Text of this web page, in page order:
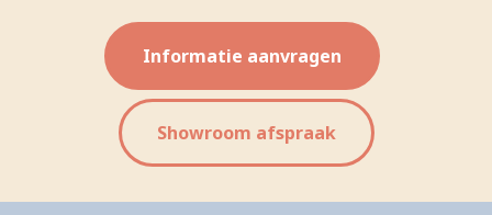
Informatie aanvragen
Showroom afspraak